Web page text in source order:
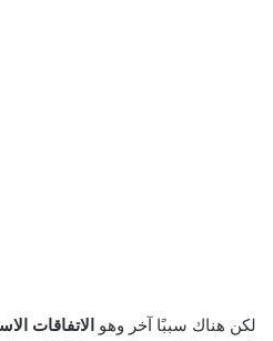
لكن هناك سببًا آخر وهو الاتفاقات